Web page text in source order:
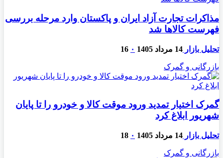
مذاکرات تجارت آزاد ایران و پاکستان وارد مرحله بررسی
فهرست کالاها شد
تحلیل بازار 14 مرداد 1405 ۰ 16
بازرگانی و گمرک
گمرک اختیار تمدید ورود موقت کالا و خودرو را تا پایان
شهریور ابلاغ کرد
تحلیل بازار 14 مرداد 1405 ۰ 18
بازرگانی و گمرک